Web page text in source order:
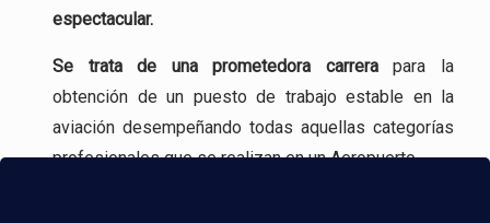
espectacular.
Se trata de unaprometedora carrerapara la
obtención de un puesto de trabajo estable en la
aviación desempeñando todas aquellas categorías
profesionales que se realizan en un Aeropuerto.